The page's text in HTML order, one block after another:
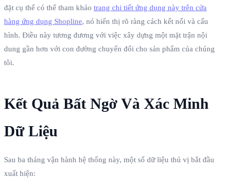
đặt cụ thể có thể tham khảo trang chi tiết ứng dụng này trên cửa
hàng ứng dụng Shopline, nó hiển thị rõ ràng cách kết nối và cấu
hình. Điều này tương đương với việc xây dựng một mặt trận nội
dung gần hơn với con đường chuyển đổi cho sản phẩm của chúng
tôi.
Kết Quả Bất Ngờ Và Xác Minh
Dữ Liệu
Sau ba tháng vận hành hệ thống này, một số dữ liệu thú vị bắt đầu
xuất hiện: